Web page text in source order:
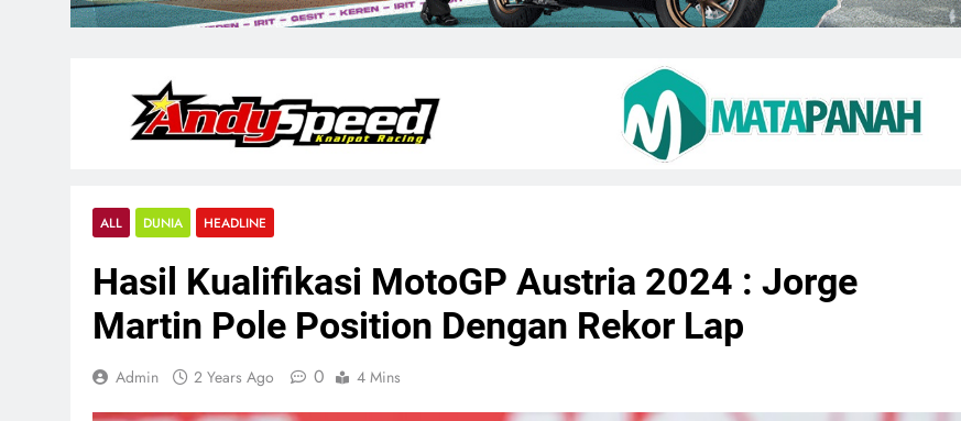
ALL DUNIA HEADLINE
Hasil Kualifikasi MotoGP Austria 2024 : Jorge
Martin Pole Position Dengan Rekor Lap
Admin 2 Years Ago 0 4 Mins